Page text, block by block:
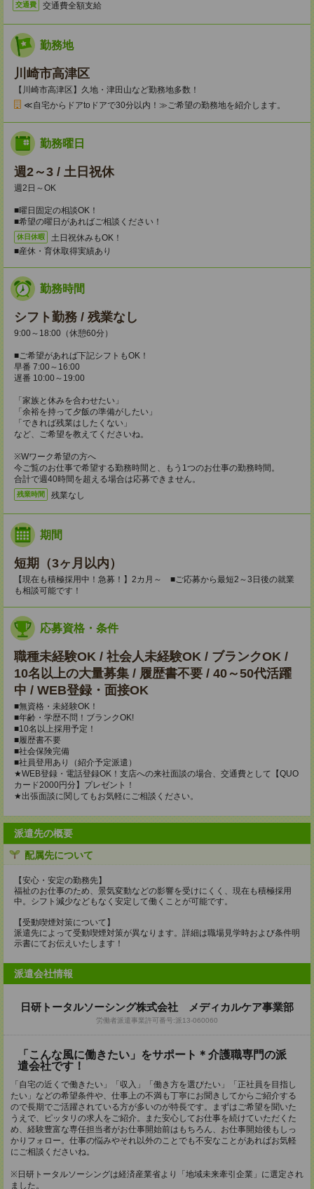
交通費 交通費全額支給
勤務地
川崎市高津区
【川崎市高津区】久地・津田山など勤務地多数！
≪自宅からドアtoドアで30分以内！≫ご希望の勤務地を紹介します。
勤務曜日
週2～3 / 土日祝休
週2日～OK
■曜日固定の相談OK！
■希望の曜日があればご相談ください！
休日休暇
土日祝休みもOK！
■産休・育休取得実績あり
勤務時間
シフト勤務 / 残業なし
9:00～18:00（休憩60分）
■ご希望があれば下記シフトもOK！
早番 7:00～16:00
遅番 10:00～19:00
「家族と休みを合わせたい」
「余裕を持って夕飯の準備がしたい」
「できれば残業はしたくない」
など、ご希望を教えてくださいね。
※Wワーク希望の方へ
今ご覧のお仕事で希望する勤務時間と、もう1つのお仕事の勤務時間。
合計で週40時間を超える場合は応募できません。
残業時間 残業なし
期間
短期（3ヶ月以内）
【現在も積極採用中！急募！】2カ月～ ■ご応募から最短2～3日後の就業
も相談可能です！
応募資格・条件
職種未経験OK / 社会人未経験OK / ブランクOK /
10名以上の大量募集 / 履歴書不要 / 40～50代活躍
中 / WEB登録・面接OK
■無資格・未経験OK！
■年齢・学歴不問！ブランクOK!
■10名以上採用予定！
■履歴書不要
■社会保険完備
■社員登用あり（紹介予定派遣）
★WEB登録・電話登録OK！支店への来社面談の場合、交通費として【QUO
カード2000円分】プレゼント！
★出張面談に関してもお気軽にご相談ください。
派遣先の概要
配属先について
【安心・安定の勤務先】
福祉のお仕事のため、景気変動などの影響を受けにくく、現在も積極採用
中。シフト減少などもなく安定して働くことが可能です。
【受動喫煙対策について】
派遣先によって受動喫煙対策が異なります。詳細は職場見学時および条件明
示書にてお伝えいたします！
派遣会社情報
日研トータルソーシング株式会社 メディカルケア事業部
労働者派遣事業許可番号:派13-060060
「こんな風に働きたい」をサポート＊介護職専門の派
遣会社です！
「自宅の近くで働きたい」「収入」「働き方を選びたい」「正社員を目指し
たい」などの希望条件や、仕事上の不満も丁寧にお聞きしてからご紹介する
ので長期でご活躍されている方が多いのが特長です。まずはご希望を聞いた
うえで、ピッタリの求人をご紹介。また安心してお仕事を続けていただくた
め、経験豊富な専任担当者がお仕事開始前はもちろん、お仕事開始後もしっ
かりフォロー。仕事の悩みやそれ以外のことでも不安なことがあればお気軽
にご相談くださいね。
※日研トータルソーシングは経済産業省より「地域未来牽引企業」に選定され
ました。